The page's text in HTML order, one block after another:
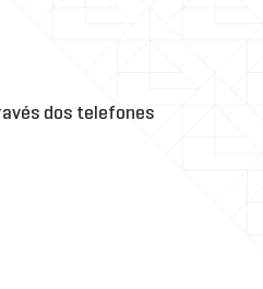
dos telefones